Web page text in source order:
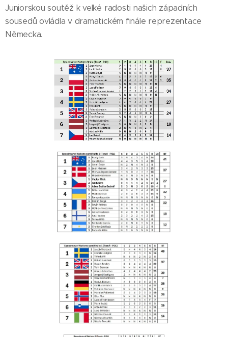
Juniorskou soutěž k velké radosti našich západních
sousedů ovládla v dramatickém finále reprezentace
Německa.